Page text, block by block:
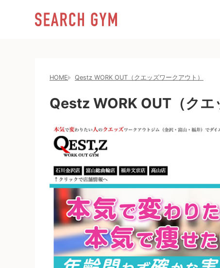
HOME Qestz WORK OUT（クエッズワークアウト）
Qestz WORK OUT（クエ